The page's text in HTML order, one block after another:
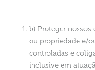
b) Proteger nossos
ou propriedade e/
controladas e
inclusive em